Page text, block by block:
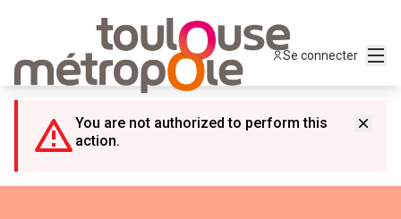
Se connecter
You are not authorized to perform this
action.